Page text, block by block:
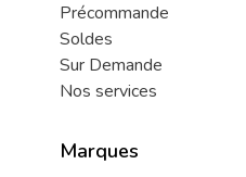
Précommande
Soldes
Sur Demande
Nos services
Marques